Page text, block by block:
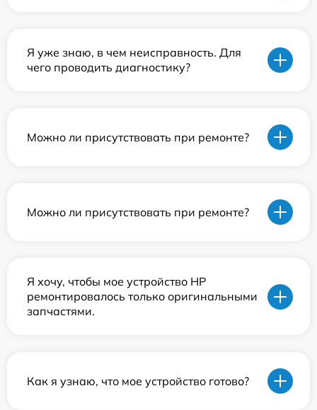
Я уже знаю, в чем неисправность. Для
чего проводить диагностику?
Можно ли присутствовать при ремонте?
Можно ли присутствовать при ремонте?
Я хочу, чтобы мое устройство HP
ремонтировалось только оригинальными
запчастями.
Как я узнаю, что мое устройство готово?